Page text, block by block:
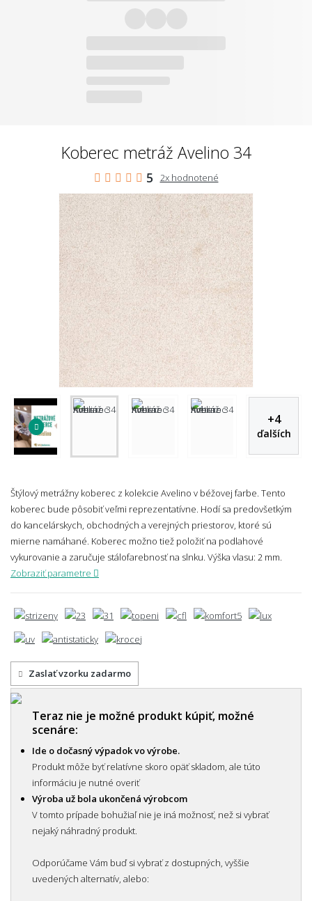
Koberec metráž Avelino 34
5 2x hodnotené
+4
ďalších
Štýlový metrážny koberec z kolekcie Avelino v béžovej farbe. Tento
koberec bude pôsobiť veľmi reprezentatívne. Hodí sa predovšetkým
do kancelárskych, obchodných a verejných priestorov, ktoré sú
mierne namáhané. Koberec možno tiež položiť na podlahové
vykurovanie a zaručuje stálofarebnosť na slnku. Výška vlasu: 2 mm.
Zobraziť parametre
Zaslať vzorku zadarmo
Teraz nie je možné produkt kúpiť, možné
scenáre:
Ide o dočasný výpadok vo výrobe.
Produkt môže byť relatívne skoro opäť skladom, ale túto
informáciu je nutné overiť
Výroba už bola ukončená výrobcom
V tomto prípade bohužiaľ nie je iná možnosť, než si vybrať
nejaký náhradný produkt.
Odporúčame Vám buď si vybrať z dostupných, vyššie
uvedených alternatív, alebo: